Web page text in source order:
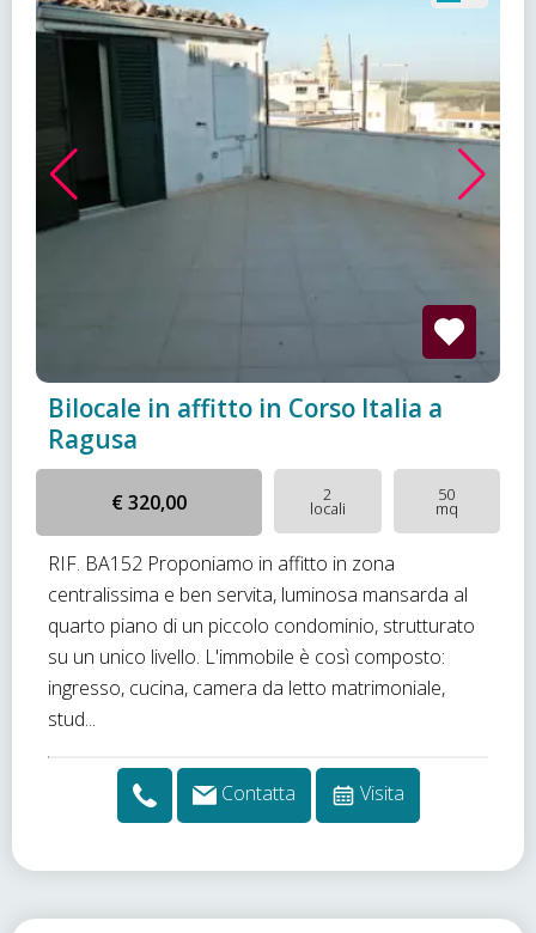
Bilocale in affitto in Corso Italia a
Ragusa
€ 320,00 2
locali
50
mq
RIF. BA152 Proponiamo in affitto in zona
centralissima e ben servita, luminosa mansarda al
quarto piano di un piccolo condominio, strutturato
su un unico livello. L'immobile è così composto:
ingresso, cucina, camera da letto matrimoniale,
stud...
Contatta Visita